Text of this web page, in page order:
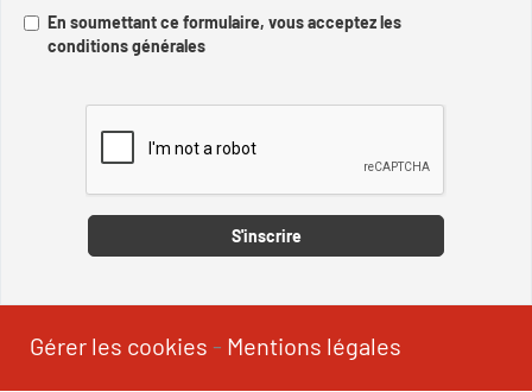
En soumettant ce formulaire, vous acceptez les
conditions générales
S'inscrire
Gérer les cookies - Mentions légales